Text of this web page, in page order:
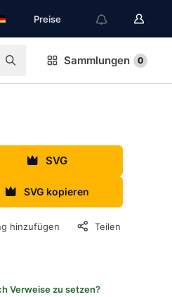
Preise
Sammlungen 0
SVG
SVG kopieren
hinzufügen Teilen
Verweise zu setzen?